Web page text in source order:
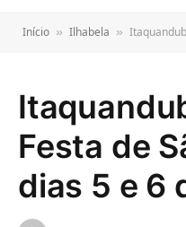
Início » Ilhabela » Itaquanduba
Festa de
dias 5 e 6